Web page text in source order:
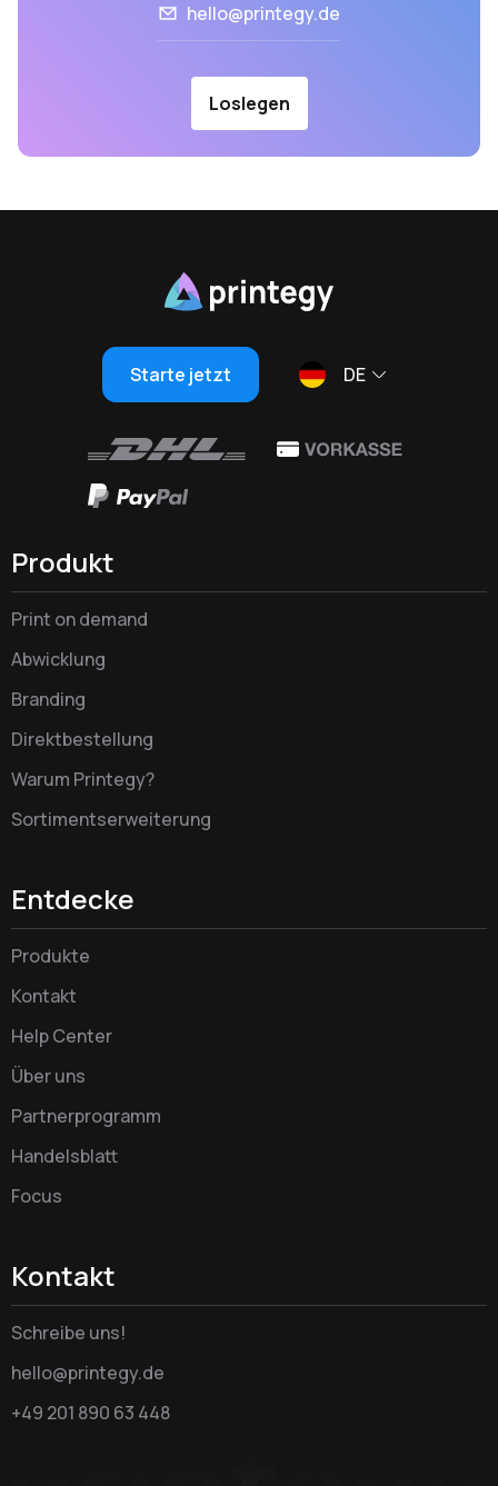
hello@printegy.de
Loslegen
Starte jetzt DE
Produkt
Print on demand
Abwicklung
Branding
Direktbestellung
Warum Printegy?
Sortimentserweiterung
Entdecke
Produkte
Kontakt
Help Center
Über uns
Partnerprogramm
Handelsblatt
Focus
Kontakt
Schreibe uns!
hello@printegy.de
+49 201 890 63 448